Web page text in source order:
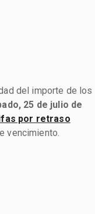
del importe de los
25 de julio de
por retraso
vencimiento.